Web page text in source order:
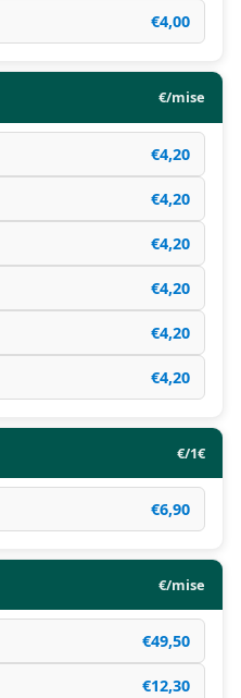
€4,00
€/mise
€4,20
€4,20
€4,20
€4,20
€4,20
€4,20
€/1€
€6,90
€/mise
€49,50
€12,30